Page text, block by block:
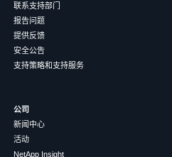
联系支持部门
报告问题
提供反馈
安全公告
支持策略和支持服务
公司
新闻中心
活动
NetApp Insight